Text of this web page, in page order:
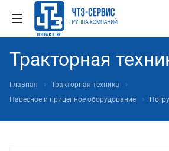
Тракторная
Главная
Тракторная техника
Навесное и прицепное оборудование